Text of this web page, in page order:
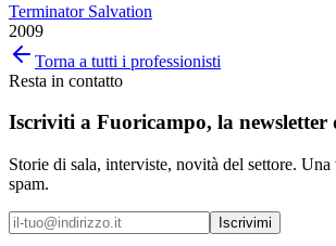
Terminator Salvation
2009
Torna a tutti i professionisti
Resta in contatto
Iscriviti a Fuoricampo, la newsletter
Storie di sala, interviste, novità del settore. Una
spam.
Iscrivimi